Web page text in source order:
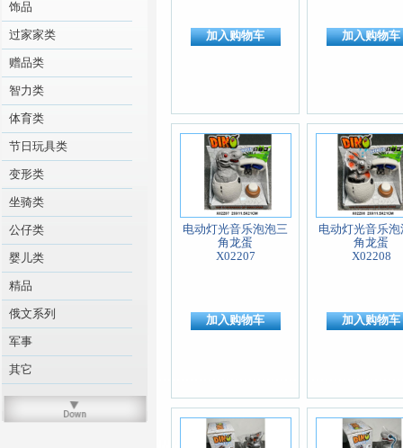
饰品
过家家类
赠品类
智力类
体育类
节日玩具类
变形类
坐骑类
公仔类
婴儿类
精品
俄文系列
军事
其它
加入购物车 加入购物车
电动灯光音乐泡泡三
角龙蛋
X02207
加入购物车
电动灯光音乐泡
角龙蛋
X02208
加入购物车